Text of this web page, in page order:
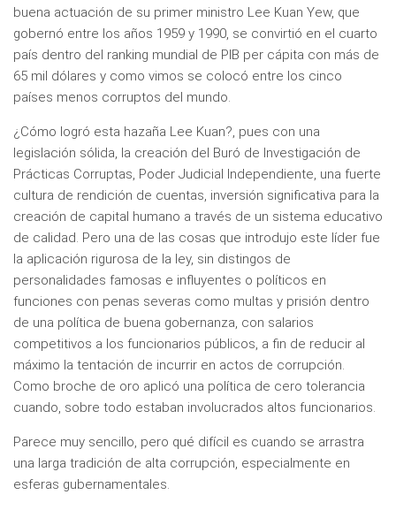
buena actuación de su primer ministro Lee Kuan Yew, que
gobernó entre los años 1959 y 1990, se convirtió en el cuarto
país dentro del ranking mundial de PIB per cápita con más de
65 mil dólares y como vimos se colocó entre los cinco
países menos corruptos del mundo.
¿Cómo logró esta hazaña Lee Kuan?, pues con una
legislación sólida, la creación del Buró de Investigación de
Prácticas Corruptas, Poder Judicial Independiente, una fuerte
cultura de rendición de cuentas, inversión significativa para la
creación de capital humano a través de un sistema educativo
de calidad. Pero una de las cosas que introdujo este líder fue
la aplicación rigurosa de la ley, sin distingos de
personalidades famosas e influyentes o políticos en
funciones con penas severas como multas y prisión dentro
de una política de buena gobernanza, con salarios
competitivos a los funcionarios públicos, a fin de reducir al
máximo la tentación de incurrir en actos de corrupción.
Como broche de oro aplicó una política de cero tolerancia
cuando, sobre todo estaban involucrados altos funcionarios.
Parece muy sencillo, pero qué difícil es cuando se arrastra
una larga tradición de alta corrupción, especialmente en
esferas gubernamentales.